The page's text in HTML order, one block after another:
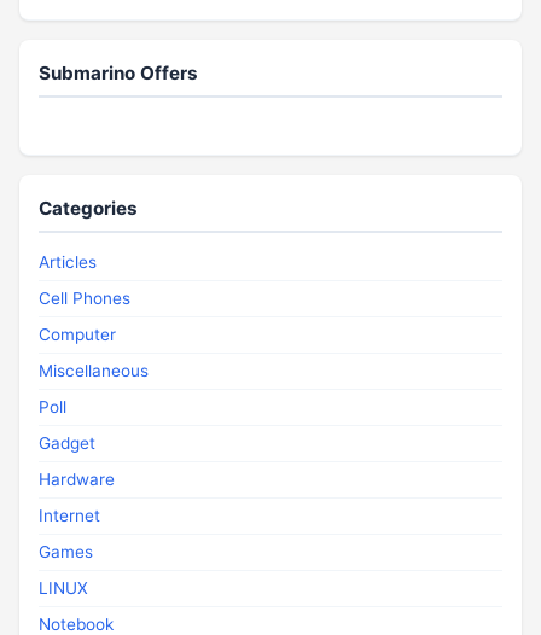
Submarino Offers
Categories
Articles
Cell Phones
Computer
Miscellaneous
Poll
Gadget
Hardware
Internet
Games
LINUX
Notebook